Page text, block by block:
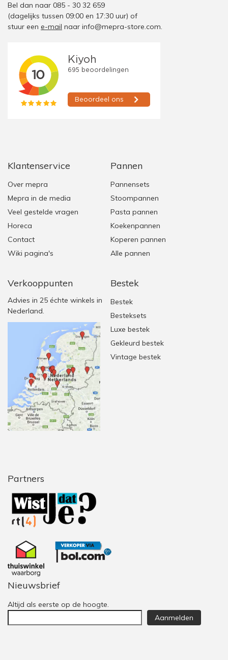
Bel dan naar 085 - 30 32 659
(dagelijks tussen 09:00 en 17:30 uur) of
stuur een e-mail naar info@mepra-store.com.
Klantenservice
Over mepra
Mepra in de media
Veel gestelde vragen
Horeca
Contact
Wiki pagina's
Verkooppunten
Advies in 25 échte winkels in
Nederland.
Pannen
Pannensets
Stoompannen
Pasta pannen
Koekenpannen
Koperen pannen
Alle pannen
Bestek
Bestek
Besteksets
Luxe bestek
Gekleurd bestek
Vintage bestek
Partners
Nieuwsbrief
Altijd als eerste op de hoogte.
Aanmelden